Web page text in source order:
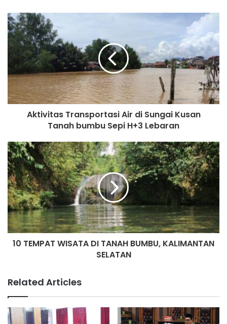
Aktivitas Transportasi Air di Sungai Kusan
Tanah bumbu Sepi H+3 Lebaran
10 TEMPAT WISATA DI TANAH BUMBU, KALIMANTAN
SELATAN
Related Articles